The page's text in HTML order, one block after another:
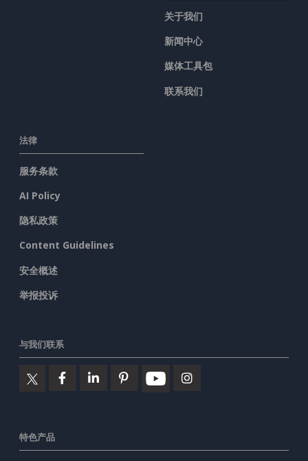
关于我们
新闻中心
媒体工具包
联系我们
法律
服务条款
AI Policy
隐私政策
Content Guidelines
安全概述
举报投诉
与我们联系
特色产品